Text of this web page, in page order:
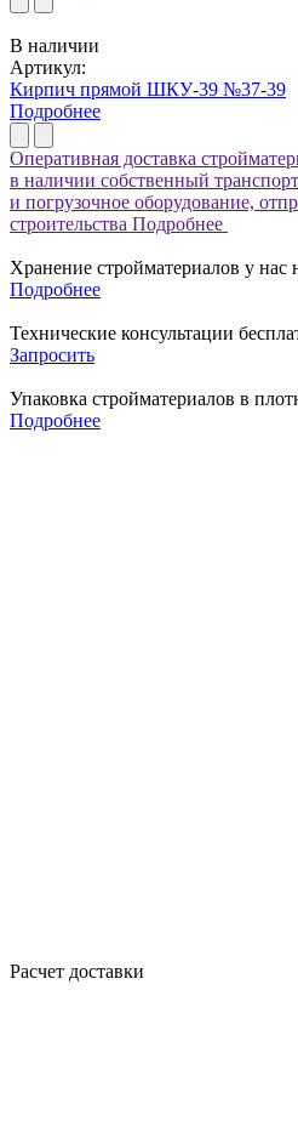
В наличии
Артикул:
Кирпич прямой ШКУ-39 №37-39
Подробнее
Оперативная доставка
в наличии собственный транспорт
и погрузочное оборудование,
строительства Подробнее
Хранение стройматериалов у нас
Подробнее
Технические консультации
Запросить
Упаковка стройматериалов в
Подробнее
Расчет доставки